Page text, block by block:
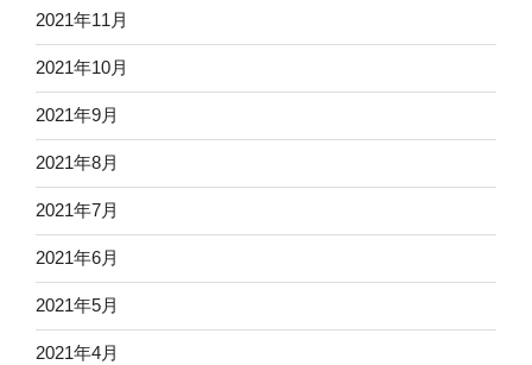
2021年11月
2021年10月
2021年9月
2021年8月
2021年7月
2021年6月
2021年5月
2021年4月